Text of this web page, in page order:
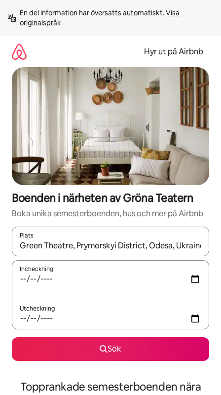
innehåll
En del information har översatts automatiskt. Visa
originalspråk
Hyr ut på Airbnb
Boenden i närheten av Gröna Teatern
Boka unika semesterboenden, hus och mer på Airbnb
Plats
När resultaten är tillgängliga kan du navigera med upp- och
Incheckning
Utcheckning
Sök
Topprankade semesterboenden nära